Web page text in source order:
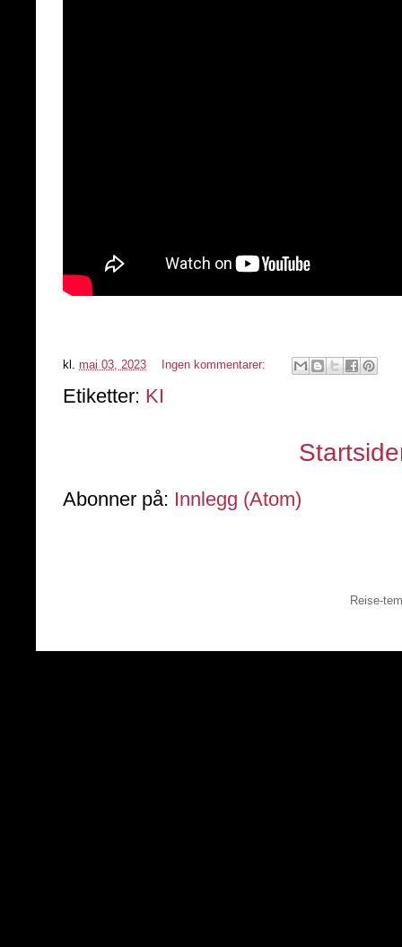
kl. mai 03, 2023 Ingen kommentarer:
Etiketter: KI
Abonner på: Innlegg (Atom)
Reise-